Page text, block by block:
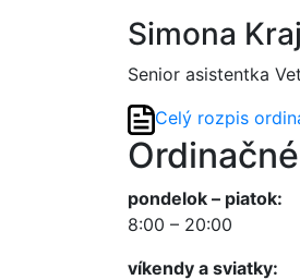
Simona
Senior asistentka
Celý rozpis
pondelok – piatok:
8:00 – 20:00
víkendy a sviatky: